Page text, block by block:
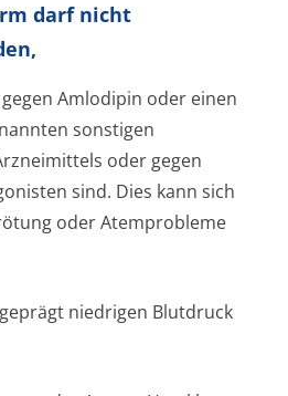
darf nicht
Amlodipin oder einen
sonstigen
oder gegen
sind. Dies kann sich
oder Atemprobleme
niedrigen Blutdruck